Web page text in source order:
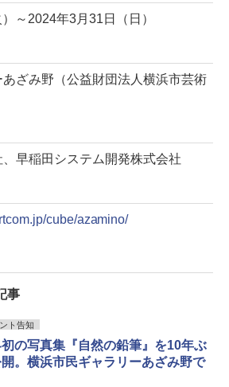
～2024年3月31日（日）
ざみ野（公益財団法人横浜市芸術
早稲田システム開発株式会社
cube/azamino/
事
ト告知
の写真集『自然の鉛筆』を10年ぶ
開。横浜市民ギャラリーあざみ野で